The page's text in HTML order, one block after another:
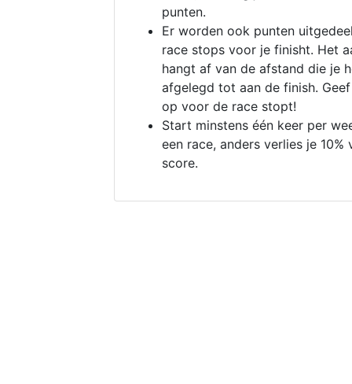
punten.
Er worden ook punten
race stops voor je finisht. Het
hangt af van de afstand die je
afgelegd tot aan de finish.
op voor de race stopt!
Start minstens één keer per
een race, anders verlies je 10%
score.